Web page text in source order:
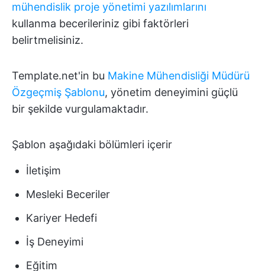
mühendislik proje yönetimi yazılımlarını
kullanma becerileriniz gibi faktörleri
belirtmelisiniz.
Template.net'in bu Makine Mühendisliği Müdürü
Özgeçmiş Şablonu, yönetim deneyimini güçlü
bir şekilde vurgulamaktadır.
Şablon aşağıdaki bölümleri içerir
İletişim
Mesleki Beceriler
Kariyer Hedefi
İş Deneyimi
Eğitim